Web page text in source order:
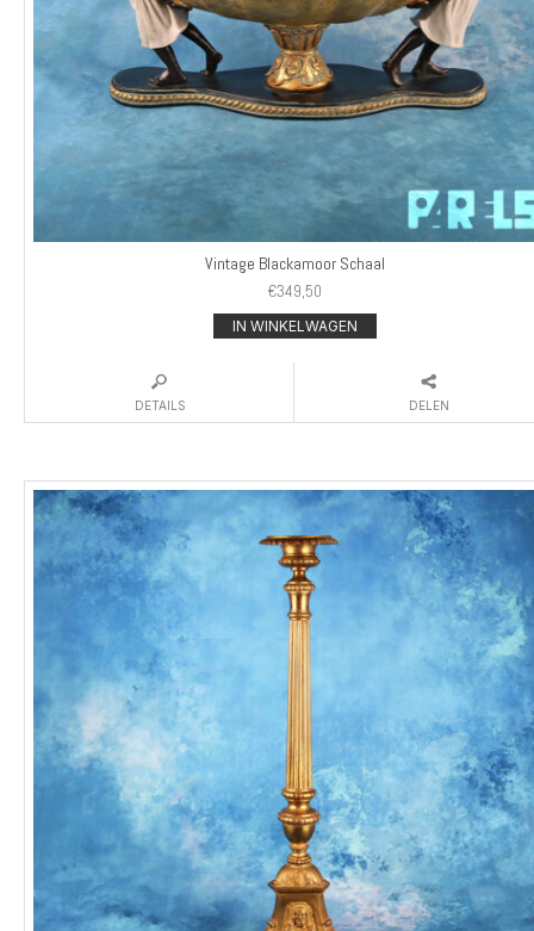
Vintage Blackamoor Schaal
€349,50
IN WINKELWAGEN
DETAILS DELEN